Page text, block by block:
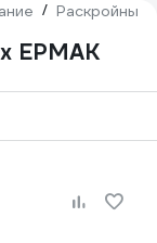
/ Раскройные
ЕРМАК